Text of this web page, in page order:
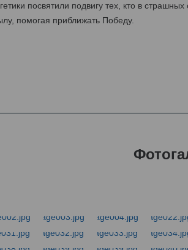
посвятили подвигу тех, кто в
помогая приближать Победу.